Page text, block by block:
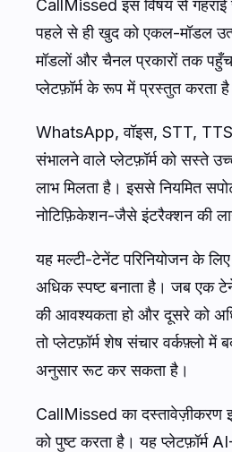
CallMissed इस विषय से
पहले से ही खुद को एकल-मॉडल
मॉडलों और चैनल प्रकारों तक
प्लेटफ़ॉर्म के रूप में प्रस्तुत करता
WhatsApp, वॉइस, STT,
संभालने वाले प्लेटफ़ॉर्म को सस्ते
लाभ मिलता है। इससे नियमित
नोटिफ़िकेशन-जैसे इंटरैक्शन की
यह मल्टी-टेनेंट परिनियोजन के लिए
अधिक स्पष्ट बनाता है। जब एक
की आवश्यकता हो और दूसरे को
तो प्लेटफ़ॉर्म शेष संचार वर्कफ़्लो में
अनुसार रूट कर सकता है।
CallMissed का दस्तावेज़ीकरण
को पुष्ट करता है। यह प्लेटफ़ॉर्म